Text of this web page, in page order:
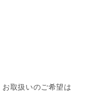
取扱いのご希望は